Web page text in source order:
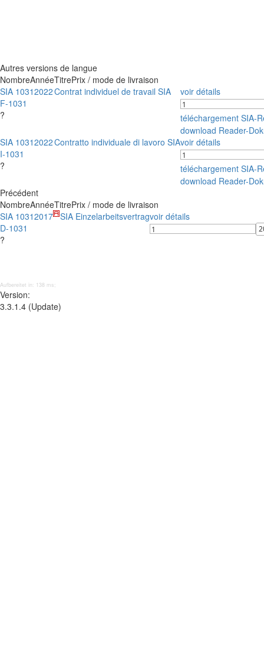
Autres versions de langue
NombreAnnéeTitrePrix / mode de livraison
SIA 1031
F-1031
?
2022Contrat individuel de travail SIA voir détails
téléchargement SIA-
download Reader-
SIA 1031
I-1031
?
2022Contratto individuale di lavoro SIAvoir détails
téléchargement SIA-
download Reader-
Précédent
NombreAnnéeTitrePrix / mode de livraison
SIA 1031
D-1031
?
2017 SIA Einzelarbeitsvertragvoir détails
Aufbereitet in: 138 ms;
Version:
3.3.1.4 (Update)